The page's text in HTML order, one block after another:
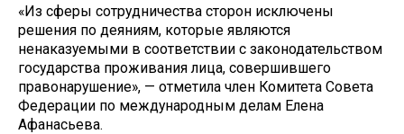
«Из сферы сотрудничества сторон исключены
решения по деяниям, которые являются
ненаказуемыми в соответствии с законодательством
государства проживания лица, совершившего
правонарушение», — отметила член Комитета Совета
Федерации по международным делам Елена
Афанасьева.